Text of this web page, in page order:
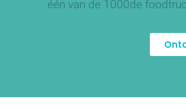
één van de 1000de